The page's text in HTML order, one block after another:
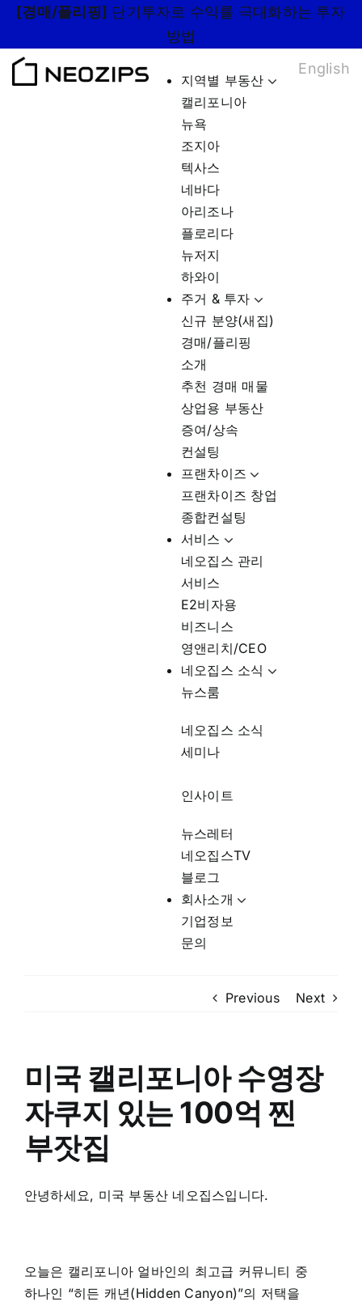
Skip
content
[경매/플리핑] 단기투자로 수익률 극대화하는 투자
방법
지역별 부동산
캘리포니아
뉴욕
조지아
텍사스
네바다
아리조나
플로리다
뉴저지
하와이
주거 & 투자
신규 분양(새집)
경매/플리핑
소개
추천 경매 매물
상업용 부동산
증여/상속
컨설팅
프랜차이즈
프랜차이즈 창업
종합컨설팅
서비스
네오집스 관리
서비스
E2비자용
비즈니스
영앤리치/CEO
네오집스 소식
뉴스룸
네오집스 소식
세미나
인사이트
뉴스레터
네오집스TV
블로그
회사소개
기업정보
문의
English
Previous Next
미국 캘리포니아 수영장
자쿠지 있는 100억 찐
부잣집
안녕하세요, 미국 부동산 네오집스입니다.
오늘은 캘리포니아 얼바인의 최고급 커뮤니티 중
하나인 “히든 캐년(Hidden Canyon)”의 저택을